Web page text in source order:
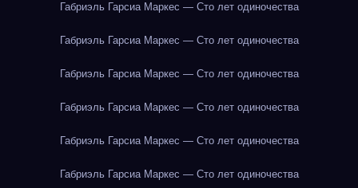
Габриэль Гарсиа Маркес — Сто лет одиночества
Габриэль Гарсиа Маркес — Сто лет одиночества
Габриэль Гарсиа Маркес — Сто лет одиночества
Габриэль Гарсиа Маркес — Сто лет одиночества
Габриэль Гарсиа Маркес — Сто лет одиночества
Габриэль Гарсиа Маркес — Сто лет одиночества